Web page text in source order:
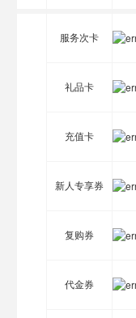
服务次卡
礼品卡
充值卡
新人专享券
复购券
代金券